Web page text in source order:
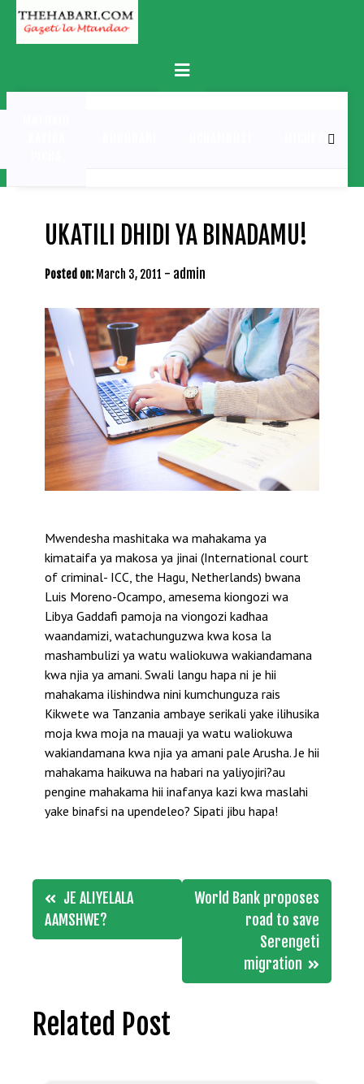
Skip
content
Primary
Menu
MICHEZO
UKATILI DHIDI YA BINADAMU!
Posted on: March 3, 2011 - admin
Mwendesha mashitaka wa mahakama ya
kimataifa ya makosa ya jinai (International court
of criminal- ICC, the Hagu, Netherlands) bwana
Luis Moreno-Ocampo, amesema kiongozi wa
Libya Gaddafi pamoja na viongozi kadhaa
waandamizi, watachunguzwa kwa kosa la
mashambulizi ya watu waliokuwa wakiandamana
kwa njia ya amani. Swali langu hapa ni je hii
mahakama ilishindwa nini kumchunguza rais
Kikwete wa Tanzania ambaye serikali yake ilihusika
moja kwa moja na mauaji ya watu waliokuwa
wakiandamana kwa njia ya amani pale Arusha. Je hii
mahakama haikuwa na habari na yaliyojiri?au
pengine mahakama hii inafanya kazi kwa maslahi
yake binafsi na upendeleo? Sipati jibu hapa!
Post
navigation
JE ALIYELALA
AAMSHWE?
World Bank proposes
road to save
Serengeti
migration
Related Post